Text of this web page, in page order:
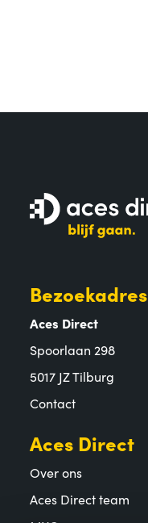
Bezoekadres
Aces Direct
Spoorlaan 298
5017 JZ Tilburg
Contact
Aces Direct
Over ons
Aces Direct team